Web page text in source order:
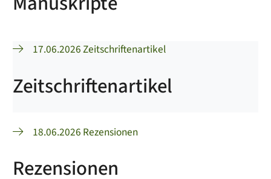
17.06.2026 Zeitschriftenartikel
Zeitschriftenartikel
18.06.2026 Rezensionen
Rezensionen